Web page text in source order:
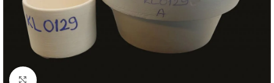
Büyütmek için tıklayın